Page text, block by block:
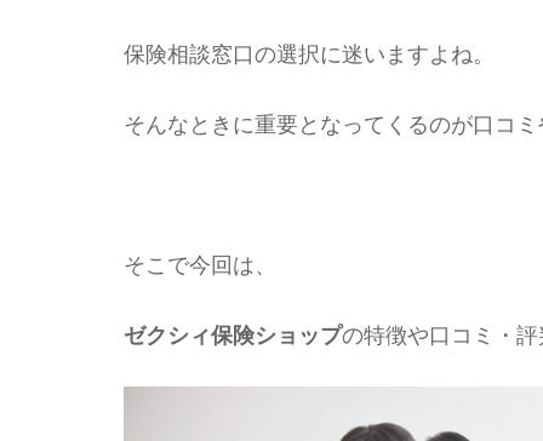
保険相談窓口の選択に迷いますよね。
そんなときに重要となってくるのが口コ
そこで今回は、
ゼクシィ保険ショップの特徴や口コミ・